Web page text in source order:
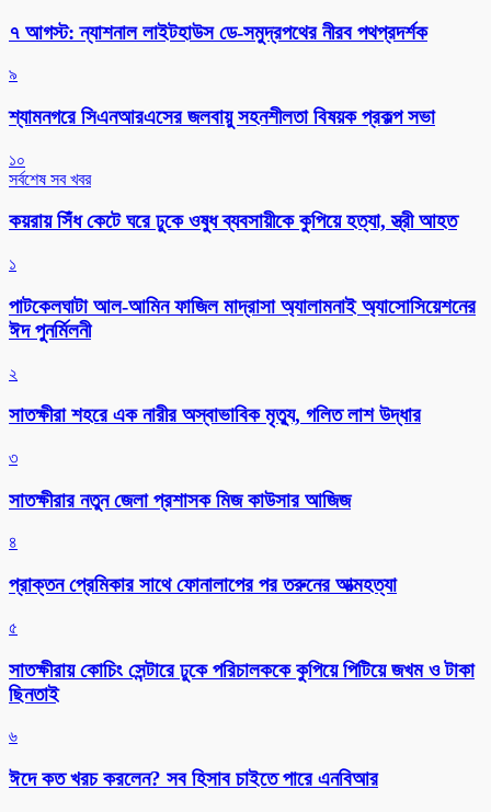
৭ আগস্ট: ন্যাশনাল লাইটহাউস ডে-সমুদ্রপথের নীরব পথপ্রদর্শক
৯
শ্যামনগরে সিএনআরএসের জলবায়ু সহনশীলতা বিষয়ক প্রকল্প সভা
১০
সর্বশেষ সব খবর
কয়রায় সিঁধ কেটে ঘরে ঢুকে ওষুধ ব্যবসায়ীকে কুপিয়ে হত্যা, স্ত্রী আহত
১
পাটকেলঘাটা আল-আমিন ফাজিল মাদ্রাসা অ্যালামনাই অ্যাসোসিয়েশনের
ঈদ পুনর্মিলনী
২
সাতক্ষীরা শহরে এক নারীর অস্বাভাবিক মৃত্যু, গলিত লাশ উদ্ধার
৩
সাতক্ষীরার নতুন জেলা প্রশাসক মিজ কাউসার আজিজ
৪
প্রাক্তন প্রেমিকার সাথে ফোনালাপের পর তরুনের আত্মহত্যা
৫
সাতক্ষীরায় কোচিং সেন্টারে ঢুকে পরিচালককে কুপিয়ে পিটিয়ে জখম ও টাকা
ছিনতাই
৬
ঈদে কত খরচ করলেন? সব হিসাব চাইতে পারে এনবিআর